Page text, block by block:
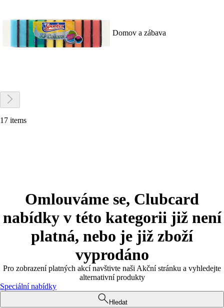
Domov a zábava
17 items
Omlouváme se, Clubcard
nabídky v této kategorii již není
platná, nebo je již zboží
vyprodáno
Pro zobrazení platných akcí navštivte naši Akční stránku a vyhledejte
alternativní produkty
Speciální nabídky
Hledat